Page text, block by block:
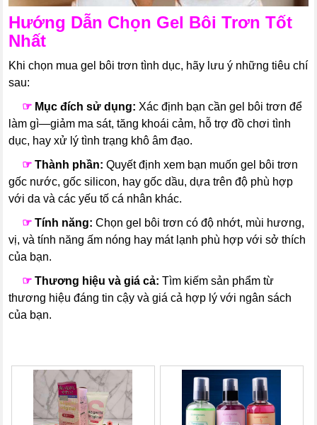
Hướng Dẫn Chọn Gel Bôi Trơn Tốt
Nhất
Khi chọn mua gel bôi trơn tình dục, hãy lưu ý những tiêu chí
sau:
☞ Mục đích sử dụng: Xác định bạn cần gel bôi trơn để
làm gì—giảm ma sát, tăng khoái cảm, hỗ trợ đồ chơi tình
dục, hay xử lý tình trạng khô âm đạo.
☞Thành phần: Quyết định xem bạn muốn gel bôi trơn
gốc nước, gốc silicon, hay gốc dầu, dựa trên độ phù hợp
với da và các yếu tố cá nhân khác.
☞Tính năng: Chọn gel bôi trơn có độ nhớt, mùi hương,
vị, và tính năng ấm nóng hay mát lạnh phù hợp với sở thích
của bạn.
☞Thương hiệu và giá cả: Tìm kiếm sản phẩm từ
thương hiệu đáng tin cậy và giá cả hợp lý với ngân sách
của bạn.